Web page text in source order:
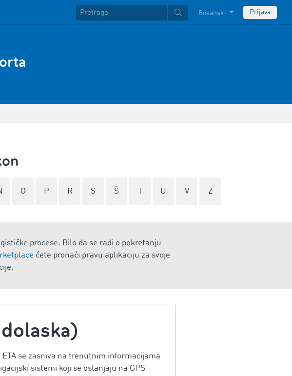
Bosanski Prijava
O P R S Š U V Z
procese. Bilo da se radi o pokretanju
ćete pronaći pravu aplikaciju za svoje
ETA se zasniva na trenutnim informacijama
sistemi koji se oslanjaju na GPS